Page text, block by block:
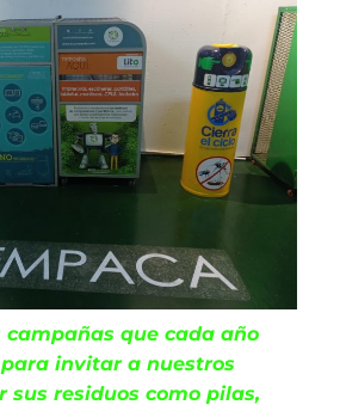
campañas que cada año
invitar a nuestros
sus residuos como pilas,